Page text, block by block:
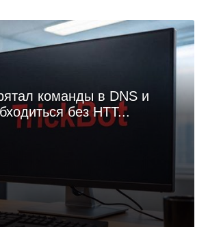
команды в DNS и
без HTT...